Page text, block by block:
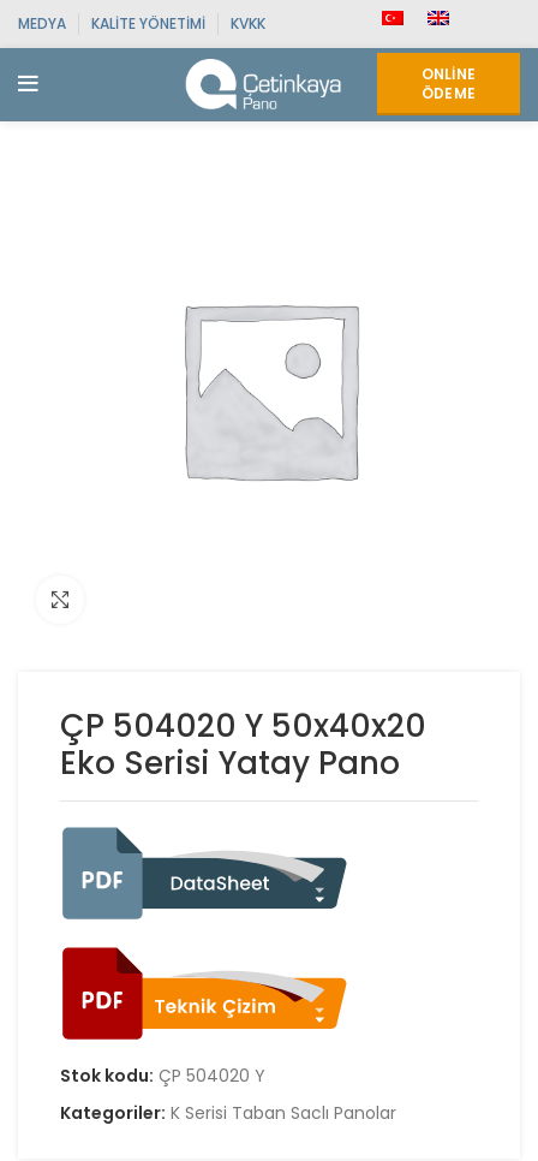
MEDYA KALITE YÖNETIMI KVKK
ONLINE
ÖDEME
ÇP 504020 Y 50x40x20
Eko Serisi Yatay Pano
Stok kodu: ÇP 504020 Y
Kategoriler: K Serisi Taban Saclı Panolar